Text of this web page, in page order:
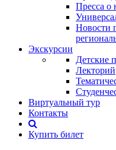
Пресса о
Новости
Экскурсии
Детские
Лекторий
Виртуальный тур
Контакты
Купить билет